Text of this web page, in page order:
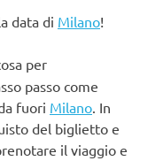
data di Milano!
per
passo come
fuori Milano. In
del biglietto e
il viaggio e